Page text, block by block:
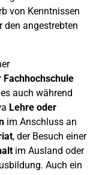
von Kenntnissen
den angestrebten
auch während
Lehre oder
im Anschluss an
, der Besuch einer
im Ausland oder
Auch ein